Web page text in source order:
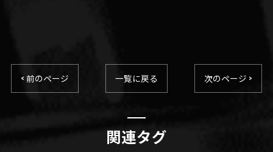
< 前のページ 一覧に戻る 次のページ >
関連タグ